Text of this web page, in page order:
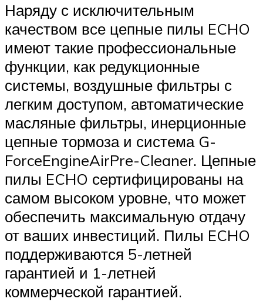
Наряду с исключительным
качеством все цепные пилы ECHO
имеют такие профессиональные
функции, как редукционные
системы, воздушные фильтры с
легким доступом, автоматические
масляные фильтры, инерционные
цепные тормоза и система G-
ForceEngineAirPre-Cleaner. Цепные
пилы ECHO сертифицированы на
самом высоком уровне, что может
обеспечить максимальную отдачу
от ваших инвестиций. Пилы ECHO
поддерживаются 5-летней
гарантией и 1-летней
коммерческой гарантией.